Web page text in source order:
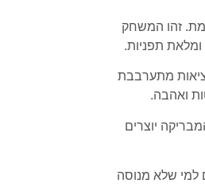
זהו המשחק
מתערבבת
ואהבה.
יוצרים
למי שלא מנוסה